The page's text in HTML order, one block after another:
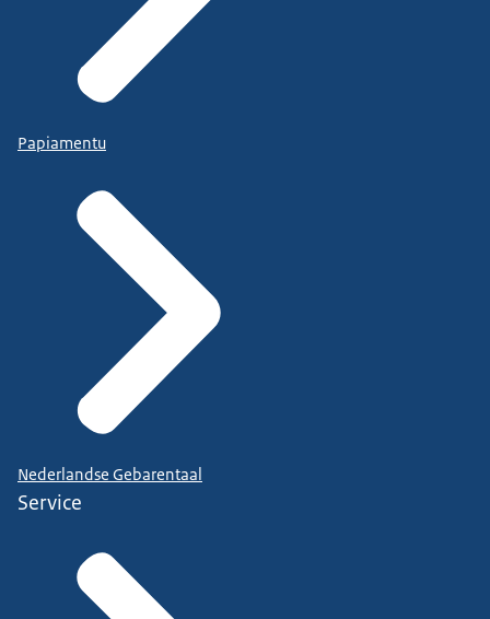
Papiamentu
Nederlandse Gebarentaal
Service